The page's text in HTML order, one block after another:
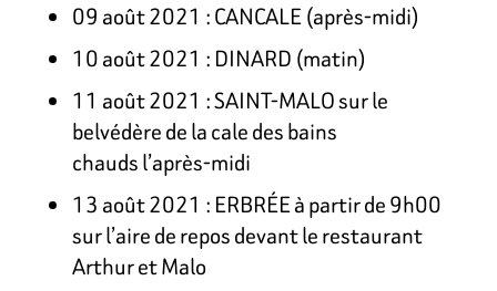
09 août 2021 : CANCALE (après-midi)
10 août 2021 : DINARD (matin)
11 août 2021 : SAINT-MALO sur le
belvédère de la cale des bains
chauds l’après-midi
13 août 2021 : ERBRÉE à partir de 9h00
sur l’aire de repos devant le restaurant
Arthur et Malo